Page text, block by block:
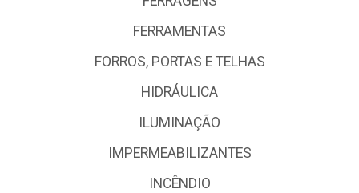
FERRAMENTAS
FORROS, PORTAS E TELHAS
HIDRÁULICA
ILUMINAÇÃO
IMPERMEABILIZANTES
INCÊNDIO